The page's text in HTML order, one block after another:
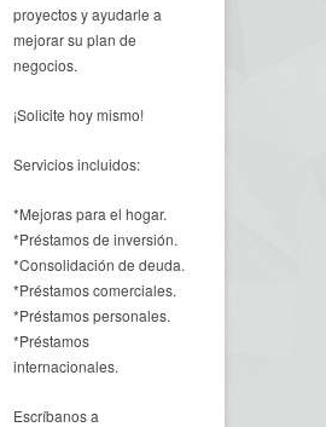
proyectos y ayudarle a
mejorar su plan de
negocios.
¡Solicite hoy mismo!
Servicios incluidos:
*Mejoras para el hogar.
*Préstamos de inversión.
*Consolidación de deuda.
*Préstamos comerciales.
*Préstamos personales.
*Préstamos
internacionales.
Escríbanos a